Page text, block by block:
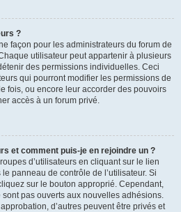
?
façon pour les administrateurs du forum de
utilisateur peut appartenir à plusieurs
des permissions individuelles. Ceci
qui pourront modifier les permissions de
fois, ou encore leur accorder des pouvoirs
accès à un forum privé.
et comment puis-je en rejoindre un ?
d’utilisateurs en cliquant sur le lien
panneau de contrôle de l’utilisateur. Si
sur le bouton approprié. Cependant,
pas ouverts aux nouvelles adhésions.
d’autres peuvent être privés et